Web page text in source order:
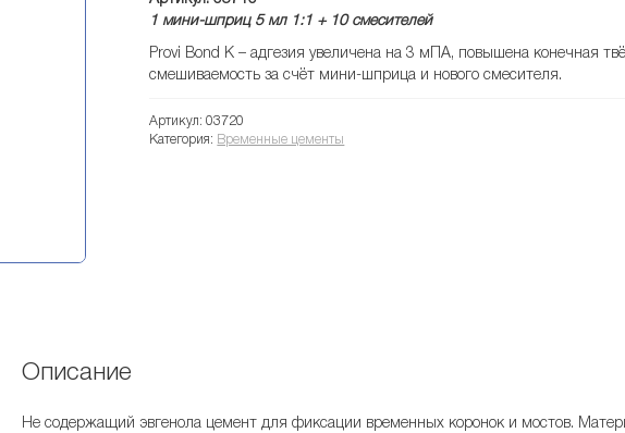
1 мини-шприц 5 мл 1:1 + 10 смесителей
Provi Bond K – адгезия увеличена на 3 мПА, повышена конечная
смешиваемость за счёт мини-шприца и нового смесителя.
Артикул:03720
Категория: Временные цементы
Описание
Не содержащий эвгенола цемент для фиксации временных коронок и мостов.